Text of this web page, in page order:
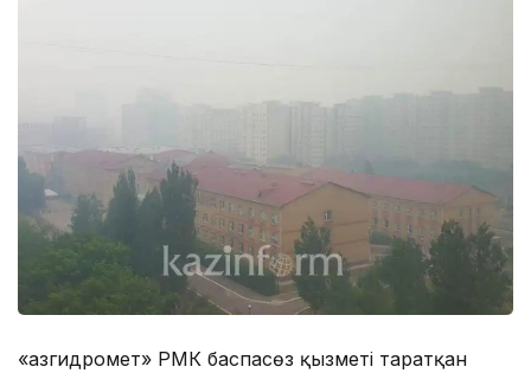
«Қазгидромет» РМК баспасөз қызметі таратқан